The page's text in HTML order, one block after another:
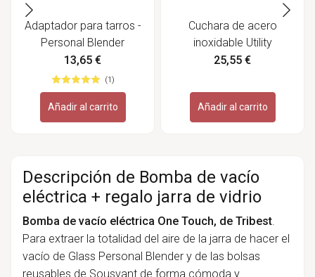
Adaptador para tarros -
Personal Blender
13,65 €
(1)
Añadir al carrito
Cuchara de acero
inoxidable Utility
25,55 €
Añadir al carrito
Descripción de Bomba de vacío
eléctrica + regalo jarra de vidrio
Bomba de vacío eléctrica One Touch, de Tribest.
Para extraer la totalidad del aire de la jarra de hacer el
vacío de Glass Personal Blender y de las bolsas
reusables de Sousvant de forma cómoda y